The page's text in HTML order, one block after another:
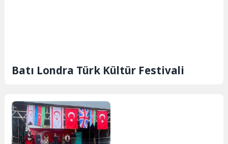
Batı Londra Türk Kültür Festivali